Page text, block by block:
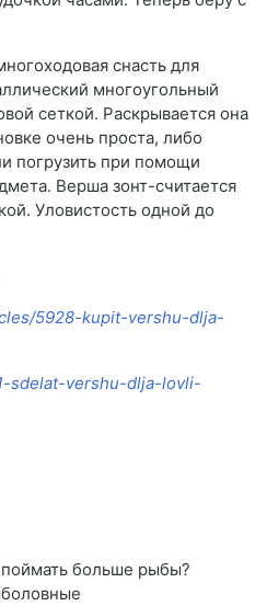
снасть для
многоугольный
сеткой. Раскрывается она
очень проста, либо
погрузить при помощи
Верша зонт-считается
Уловистость одной до
5928-kupit-vershu-dlja-
sdelat-vershu-dlja-lovli-
больше рыбы?